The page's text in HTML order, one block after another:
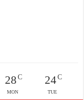
28C
MON
24C
TUE